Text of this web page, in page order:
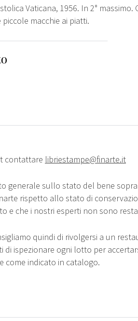
Vaticana, 1956. In 2° massimo.
macchie ai piatti.
contattare libriestampe@finarte.it
generale sullo stato del bene
rispetto allo stato di
e che i nostri esperti non sono
quindi di rivolgersi a un
di ispezionare ogni lotto per
come indicato in catalogo.